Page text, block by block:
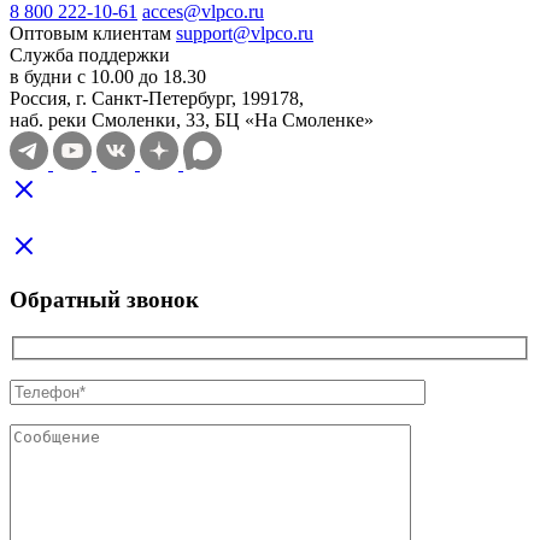
8 800 222-10-61 acces@vlpco.ru
Оптовым клиентам support@vlpco.ru
Служба поддержки
в будни с 10.00 до 18.30
Россия, г. Санкт-Петербург, 199178,
наб. реки Смоленки, 33, БЦ «На Смоленке»
Обратный звонок